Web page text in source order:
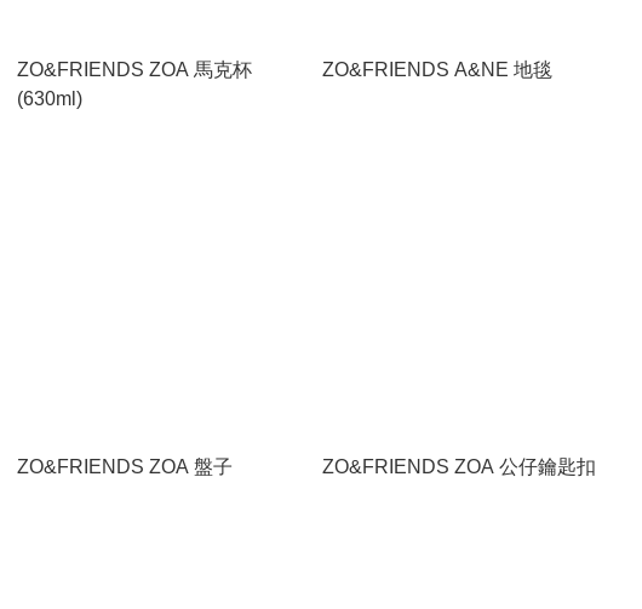
ZO&FRIENDS ZOA 馬克杯
(630ml)
ZO&FRIENDS A&NE 地毯
ZO&FRIENDS ZOA 盤子 ZO&FRIENDS ZOA 公仔鑰匙扣